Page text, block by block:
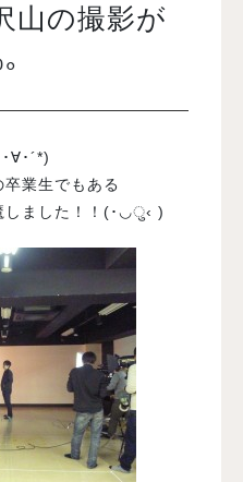
山の撮影が
∀･´*)
業生でもある
しました！！(･◡ु‹ )